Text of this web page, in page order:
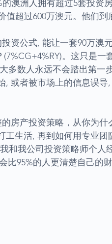
澳洲人拥有超过5套投资
值超过600万澳元。他们到
资公式, 能让一套90万澳
。这只是
多数人永远不会踏出第一
, 或者被市场上的信息误导
房产投资策略，从你为
生活, 再到如何用专业团
和我公司投资策略师个人
95%的人更清楚自己的财